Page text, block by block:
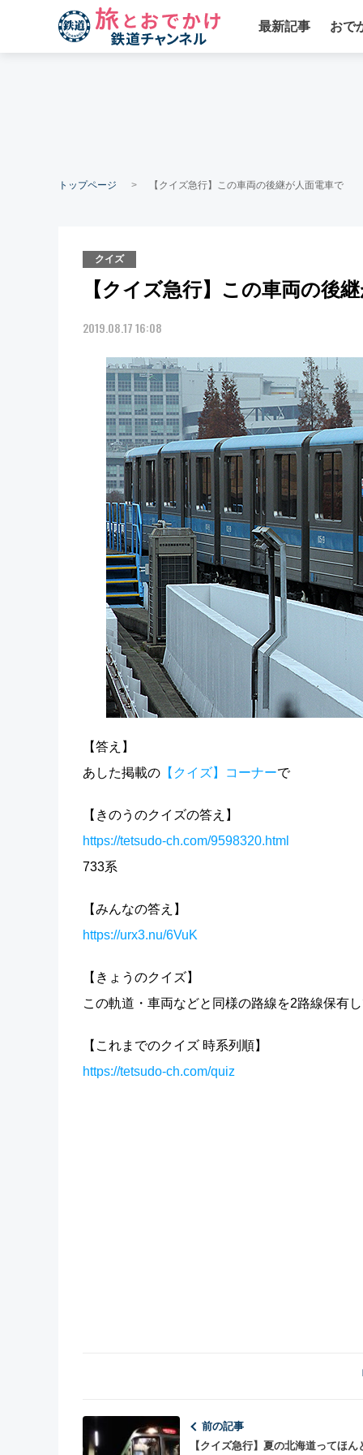
最新記事 おで
トップページ 【クイズ急行】この車両の後継が人面電車で
クイズ
【クイズ急行】この車両の後
2019.08.17 16:08
【答え】
あした掲載の 【クイズ】コーナーで
【きのうのクイズの答え】
https://tetsudo-ch.com/9598320.html
733系
【みんなの答え】
https://urx3.nu/6VuK
【きょうのクイズ】
この軌道・車両などと同様の路線を2路線保有
【これまでのクイズ 時系列順】
https://tetsudo-ch.com/quiz
前の記事
【クイズ急行】夏の北海道ってほん